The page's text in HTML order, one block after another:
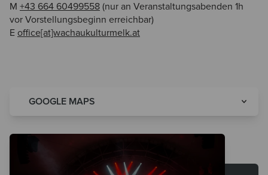
M +43 664 60499558 (nur an Veranstaltungsabenden 1h
vor Vorstellungsbeginn erreichbar)
E office[at]wachaukulturmelk.at
GOOGLE MAPS